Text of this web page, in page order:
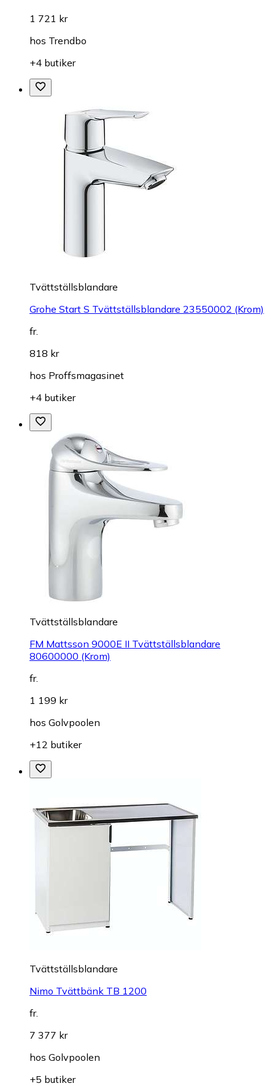
1 721 kr
hos Trendbo
+4 butiker
Tvättställsblandare
Grohe Start S Tvättställsblandare 23550002 (Krom)
fr.
818 kr
hos Proffsmagasinet
+4 butiker
Tvättställsblandare
FM Mattsson 9000E II Tvättställsblandare
80600000 (Krom)
fr.
1 199 kr
hos Golvpoolen
+12 butiker
Tvättställsblandare
Nimo Tvättbänk TB 1200
fr.
7 377 kr
hos Golvpoolen
+5 butiker